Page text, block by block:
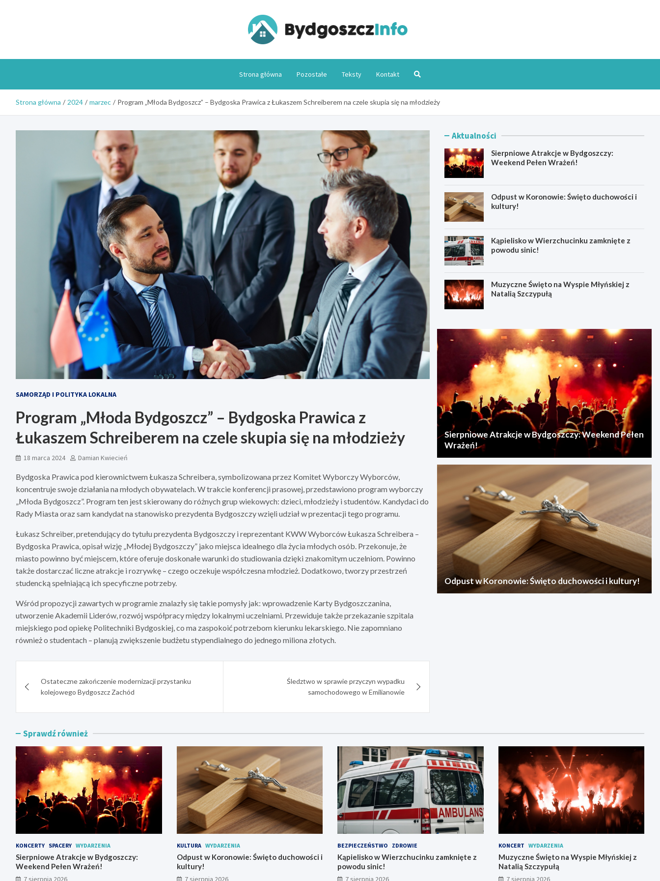
Strona główna Pozostałe Teksty Kontakt
Strona główna 2024 marzec Program „Młoda Bydgoszcz” – Bydgoska Prawica z Łukaszem Schreiberem na czele skupia się na młodzieży
SAMORZĄD I POLITYKA LOKALNA
Program „Młoda Bydgoszcz” – Bydgoska Prawica z
Łukaszem Schreiberem na czele skupia się na młodzieży
18 marca 2024 Damian Kwiecień
Bydgoska Prawica pod kierownictwem Łukasza Schreibera, symbolizowana przez Komitet Wyborczy Wyborców,
koncentruje swoje działania na młodych obywatelach. W trakcie konferencji prasowej, przedstawiono program wyborczy
„Młoda Bydgoszcz”. Program ten jest skierowany do różnych grup wiekowych: dzieci, młodzieży i studentów. Kandydaci do
Rady Miasta oraz sam kandydat na stanowisko prezydenta Bydgoszczy wzięli udział w prezentacji tego programu.
Łukasz Schreiber, pretendujący do tytułu prezydenta Bydgoszczy i reprezentant KWW Wyborców Łukasza Schreibera –
Bydgoska Prawica, opisał wizję „Młodej Bydgoszczy” jako miejsca idealnego dla życia młodych osób. Przekonuje, że
miasto powinno być miejscem, które oferuje doskonałe warunki do studiowania dzięki znakomitym uczelniom. Powinno
także dostarczać liczne atrakcje i rozrywkę – czego oczekuje współczesna młodzież. Dodatkowo, tworzy przestrzeń
studencką spełniającą ich specyficzne potrzeby.
Wśród propozycji zawartych w programie znalazły się takie pomysły jak: wprowadzenie Karty Bydgoszczanina,
utworzenie Akademii Liderów, rozwój współpracy między lokalnymi uczelniami. Przewiduje także przekazanie szpitala
miejskiego pod opiekę Politechniki Bydgoskiej, co ma zaspokoić potrzebom kierunku lekarskiego. Nie zapomniano
również o studentach – planują zwiększenie budżetu stypendialnego do jednego miliona złotych.
wpisuOstateczne zakończenie modernizacji przystanku
kolejowego Bydgoszcz Zachód
Śledztwo w sprawie przyczyn wypadku
samochodowego w Emilianowie
Aktualności
Sierpniowe Atrakcje w Bydgoszczy:
Weekend Pełen Wrażeń!
Odpust w Koronowie: Święto duchowości i
kultury!
Kąpielisko w Wierzchucinku zamknięte z
powodu sinic!
Muzyczne Święto na Wyspie Młyńskiej z
Natalią Szczypułą
Sierpniowe Atrakcje w Bydgoszczy: Weekend Pełen
Wrażeń!
Odpust w Koronowie: Święto duchowości i kultury!
Sprawdź również
KONCERTY SPACERY WYDARZENIA
Sierpniowe Atrakcje w Bydgoszczy:
Weekend Pełen Wrażeń!
7 sierpnia 2026
KULTURA WYDARZENIA
Odpust w Koronowie: Święto duchowości i
kultury!
7 sierpnia 2026
BEZPIECZEŃSTWO ZDROWIE
Kąpielisko w Wierzchucinku zamknięte z
powodu sinic!
7 sierpnia 2026
KONCERT WYDARZENIA
Muzyczne Święto na Wyspie Młyńskiej z
Natalią Szczypułą
7 sierpnia 2026